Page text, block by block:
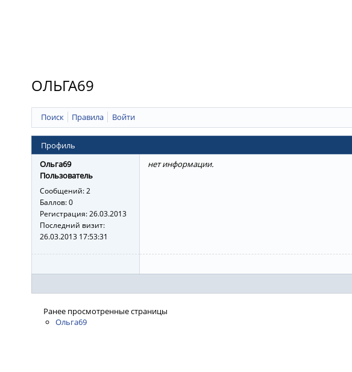
ОЛЬГА69
Поиск Правила Войти
Профиль
Ольга69
Пользователь
Сообщений:2
Баллов:0
Регистрация:26.03.2013
Последний визит:
26.03.2013 17:53:31
нет информации.
Ранее просмотренные страницы
Ольга69